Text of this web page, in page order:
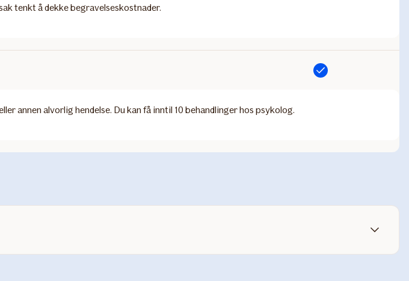
tenkt å dekke begravelseskostnader.
Inkludert
annen alvorlig hendelse. Du kan få inntil 10 behandlinger hos psykolog.